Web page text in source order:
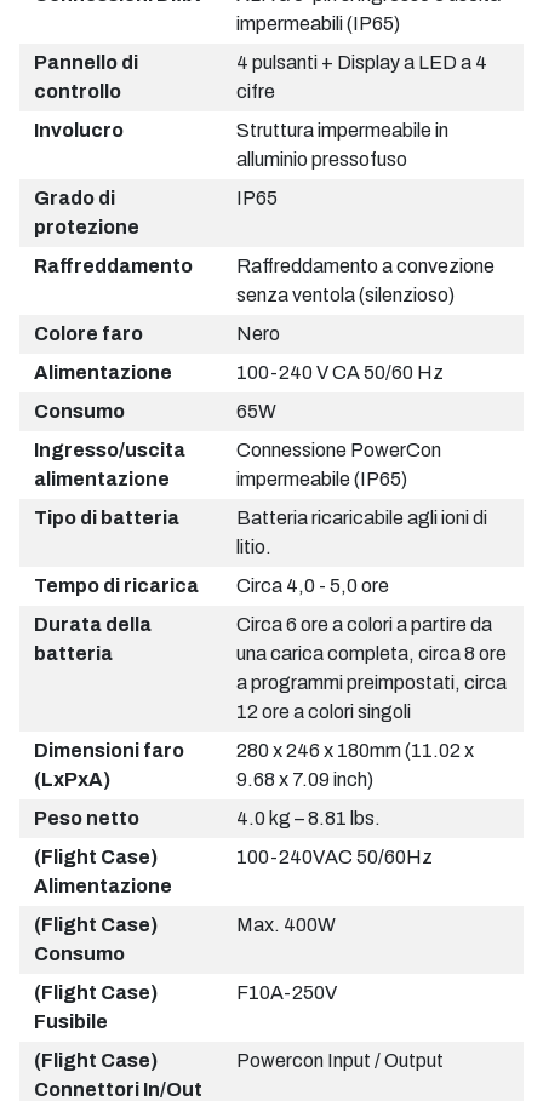
impermeabili (IP65)
Pannello di
controllo
4 pulsanti + Display a LED a 4
cifre
Involucro
Struttura impermeabile in
alluminio pressofuso
Grado di
protezione
IP65
Raffreddamento
Raffreddamento a convezione
senza ventola (silenzioso)
Colore faro
Nero
Alimentazione
100-240 V CA 50/60 Hz
Consumo
65W
Ingresso/uscita
alimentazione
Connessione PowerCon
impermeabile (IP65)
Tipo di batteria
Batteria ricaricabile agli ioni di
litio.
Tempo di ricarica
Circa 4,0 - 5,0 ore
Durata della
batteria
Circa 6 ore a colori a partire da
una carica completa, circa 8 ore
a programmi preimpostati, circa
12 ore a colori singoli
Dimensioni faro
(LxPxA)
280 x 246 x 180mm (11.02 x
9.68 x 7.09 inch)
Peso netto
4.0 kg – 8.81 lbs.
(Flight Case)
Alimentazione
100-240VAC 50/60Hz
(Flight Case)
Consumo
Max. 400W
(Flight Case)
Fusibile
F10A-250V
(Flight Case)
Connettori In/Out
Powercon Input / Output